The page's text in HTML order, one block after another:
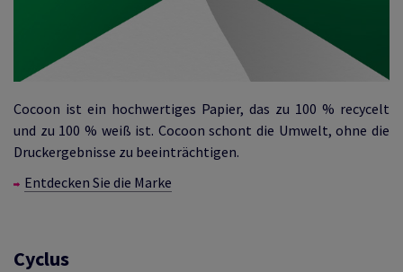
Cocoon ist ein hochwertiges Papier, das zu 100 % recycelt
und zu 100 % weiß ist. Cocoon schont die Umwelt, ohne die
Druckergebnisse zu beeinträchtigen.
Entdecken Sie die Marke
Cyclus